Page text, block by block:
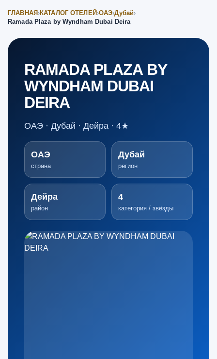
ГЛАВНАЯ ›КАТАЛОГ ОТЕЛЕЙ ›ОАЭ›Дубай›
Ramada Plaza by Wyndham Dubai Deira
RAMADA PLAZA BY
WYNDHAM DUBAI
DEIRA
ОАЭ · Дубай · Дейра · 4★
ОАЭ
страна
Дубай
регион
Дейра
район
4
категория / звёзды